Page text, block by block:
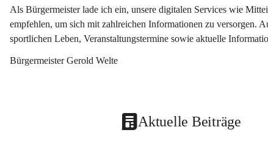
Als Bürgermeister lade ich ein, unsere digitalen Services wie
empfehlen, um sich mit zahlreichen Informationen zu versorgen.
sportlichen Leben, Veranstaltungstermine sowie aktuelle
Bürgermeister Gerold Welte
Aktuelle Beiträge